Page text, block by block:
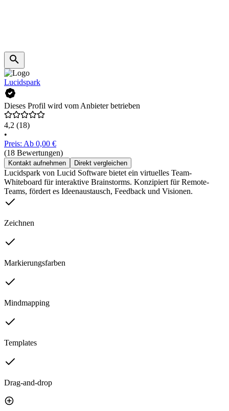
Lucidspark
Dieses Profil wird vom Anbieter betrieben
4,2 (18)
•
Preis: Ab 0,00 €
(18 Bewertungen)
Kontakt aufnehmen Direkt vergleichen
Lucidspark von Lucid Software bietet ein virtuelles Team-
Whiteboard für interaktive Brainstorms. Konzipiert für Remote-
Teams, fördert es Ideenaustausch, Feedback und Visionen.
Zeichnen
Markierungsfarben
Mindmapping
Templates
Drag-and-drop